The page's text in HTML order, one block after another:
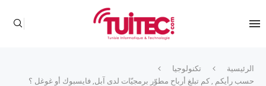
الرئيسية
تكنولوجيا
حسب رأيكم , كم تبلغ أرباح مطوّر برمجيّات لدى آبل, فايسبوك أو غوغل ؟